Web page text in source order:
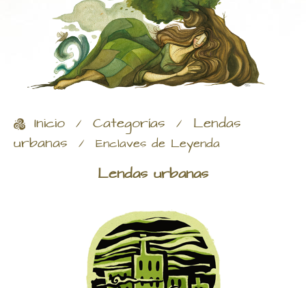
Inicio / Categorías / Lendas
urbanas / Enclaves de Leyenda
Lendas urbanas